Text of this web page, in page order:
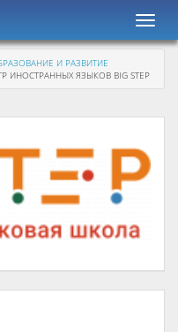
И РАЗВИТИЕ
ИНОСТРАННЫХ ЯЗЫКОВ BIG STEP